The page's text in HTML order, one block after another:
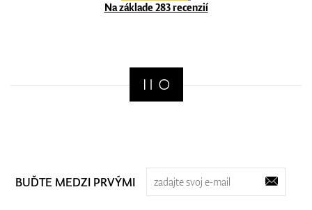
Na základe 283 recenzií
BUĎTE MEDZI PRVÝMI